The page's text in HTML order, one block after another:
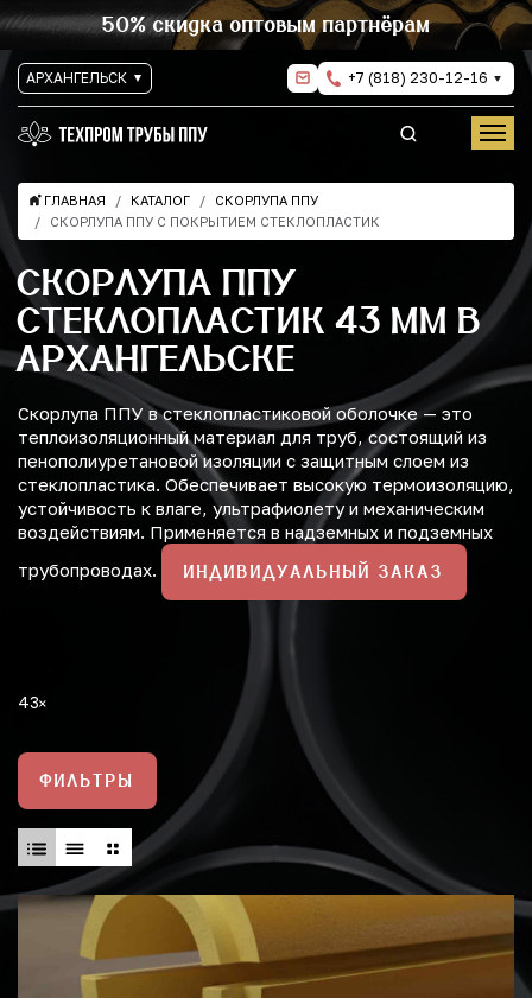
50% скидка оптовым партнёрам
АРХАНГЕЛЬСК +7 (818) 230-12-16
ГЛАВНАЯ КАТАЛОГ
СКОРЛУПА ППУ
СКОРЛУПА ППУ С ПОКРЫТИЕМ СТЕКЛОПЛАСТИК
СКОРЛУПА ППУ
СТЕКЛОПЛАСТИК 43 ММ В
АРХАНГЕЛЬСКЕ
Скорлупа ППУ в стеклопластиковой оболочке — это
теплоизоляционный материал для труб, состоящий из
пенополиуретановой изоляции с защитным слоем из
стеклопластика. Обеспечивает высокую термоизоляцию,
устойчивость к влаге, ультрафиолету и механическим
воздействиям. Применяется в надземных и подземных
трубопроводах.
ИНДИВИДУАЛЬНЫЙ ЗАКАЗ
43
ФИЛЬТРЫ